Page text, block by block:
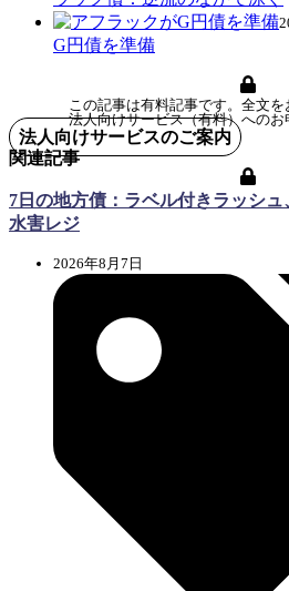
G円債を準備
この記事は有料記事です。全文を
法人向けサービス（有料）へのお
法人向けサービスのご案内
関連記事
7日の地方債：ラベル付きラッシ
水害レジ
2026年8月7日